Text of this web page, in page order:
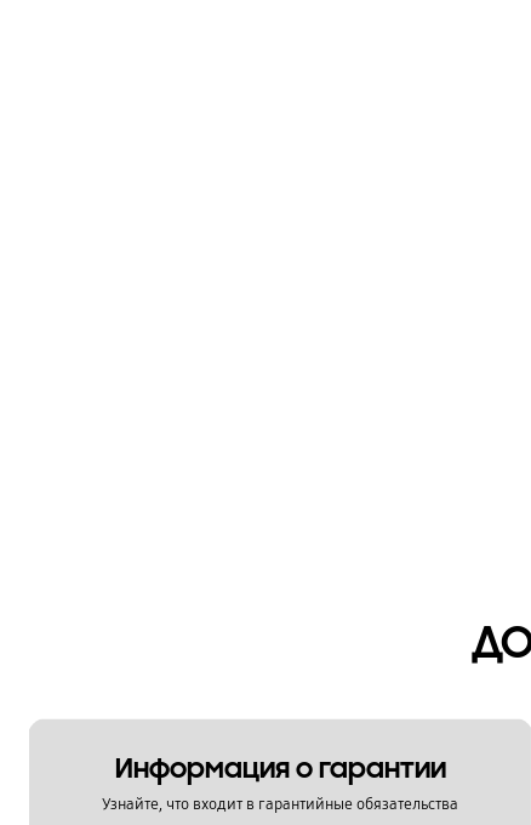
Информация о гарантии
Узнайте, что входит в гарантийные обязательства